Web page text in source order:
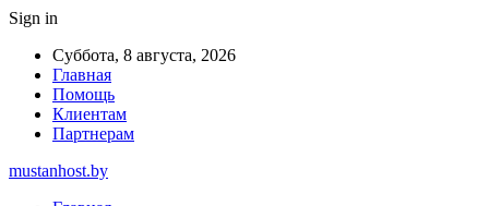
Sign in
Суббота, 8 августа, 2026
Главная
Помощь
Клиентам
Партнерам
mustanhost.by